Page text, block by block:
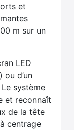
et
m sur un
LED
d’un
système
et reconnaît
de la tête
centrage